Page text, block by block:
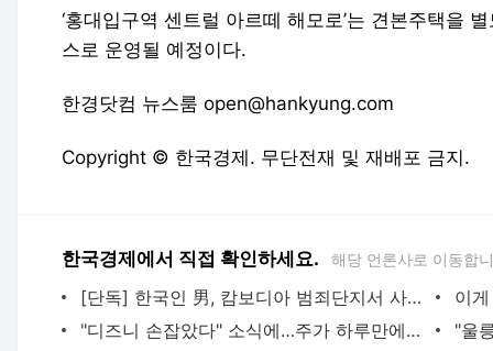
‘홍대입구역 센트럴 아르떼 해모로’는 견본주택을
스로 운영될 예정이다.
한경닷컴 뉴스룸 open@hankyung.com
Copyright © 한국경제. 무단전재 및 재배포 금지.
한국경제에서 직접 확인하세요. 해당 언론사로 이동합
[단독] 한국인 男, 캄보디아 범죄단지서 사망…"고문 흔적"
"디즈니 손잡았다" 소식에…주가 하루만에 81% 치솟았다